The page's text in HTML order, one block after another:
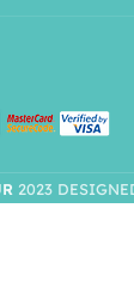
2023